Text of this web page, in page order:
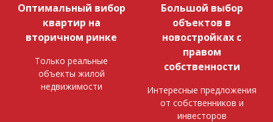
Оптимальный вибор
квартир на
вторичном ринке
Только реальные
объекты жилой
недвижимости
Большой выбор
объектов в
новостройках с
правом
собственности
Интересные предложения
от собственников и
инвесторов